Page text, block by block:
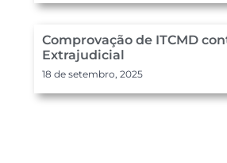
Comprovação de ITCMD
Extrajudicial
18 de setembro, 2025